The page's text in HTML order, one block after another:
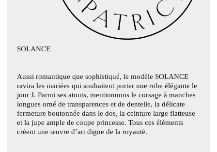
SOLANCE
Aussi romantique que sophistiqué, le modèle SOLANCE
ravira les mariées qui souhaitent porter une robe élégante le
jour J. Parmi ses atouts, mentionnons le corsage à manches
longues orné de transparences et de dentelle, la délicate
fermeture boutonnée dans le dos, la ceinture large flatteuse
et la jupe ample de coupe princesse. Tous ces éléments
créent une œuvre d’art digne de la royauté.